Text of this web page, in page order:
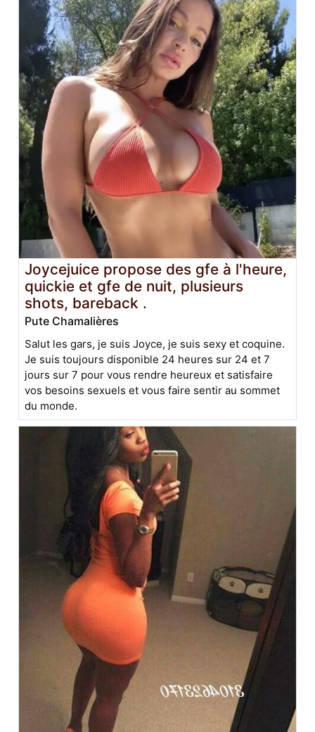
Joycejuice propose des gfe à l'heure,
quickie et gfe de nuit, plusieurs
shots, bareback .
Pute Chamalières
Salut les gars, je suis Joyce, je suis sexy et coquine.
Je suis toujours disponible 24 heures sur 24 et 7
jours sur 7 pour vous rendre heureux et satisfaire
vos besoins sexuels et vous faire sentir au sommet
du monde.